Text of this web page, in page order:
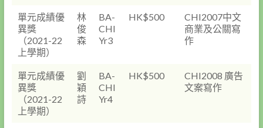
單元成績優
異獎
（2021-22
上學期）
林
俊
森
BA-
CHI
Yr3
HK$500
CHI2007中文
商業及公關寫
作
單元成績優
異獎
（2021-22
上學期）
劉
穎
詩
BA-
CHI
Yr4
HK$500
CHI2008 廣告
文案寫作